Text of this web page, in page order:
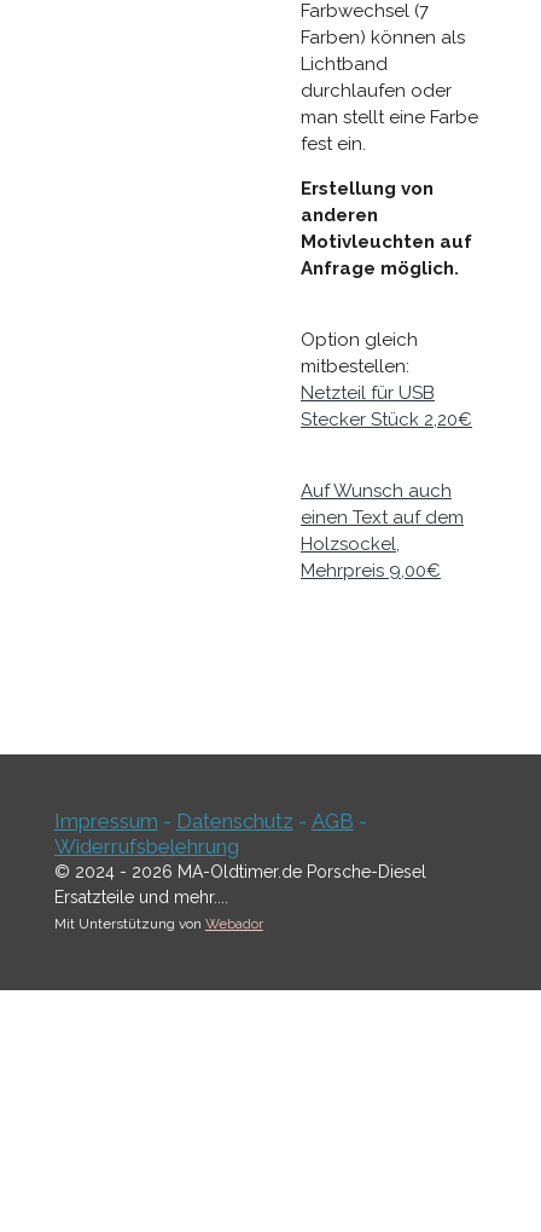
Farbwechsel (7
Farben) können als
Lichtband
durchlaufen oder
man stellt eine Farbe
fest ein.
Erstellung von
anderen
Motivleuchten auf
Anfrage möglich.
Option gleich
mitbestellen:
Netzteil für USB
Stecker Stück 2,20€
Auf Wunsch auch
einen Text auf dem
Holzsockel,
Mehrpreis 9,00€
Impressum - Datenschutz - AGB -
Widerrufsbelehrung
© 2024 - 2026 MA-Oldtimer.de Porsche-Diesel
Ersatzteile und mehr....
Mit Unterstützung von Webador